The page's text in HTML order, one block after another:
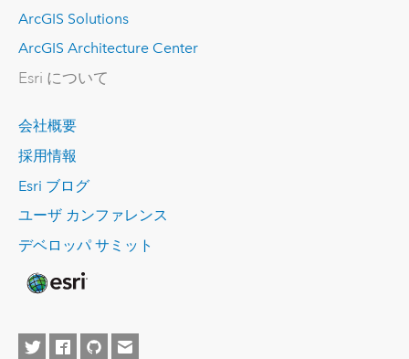
ArcGIS Solutions
ArcGIS Architecture Center
Esri について
会社概要
採用情報
Esri ブログ
ユーザ カンファレンス
デベロッパ サミット